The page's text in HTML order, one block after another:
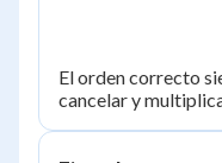
El orden correcto
cancelar y